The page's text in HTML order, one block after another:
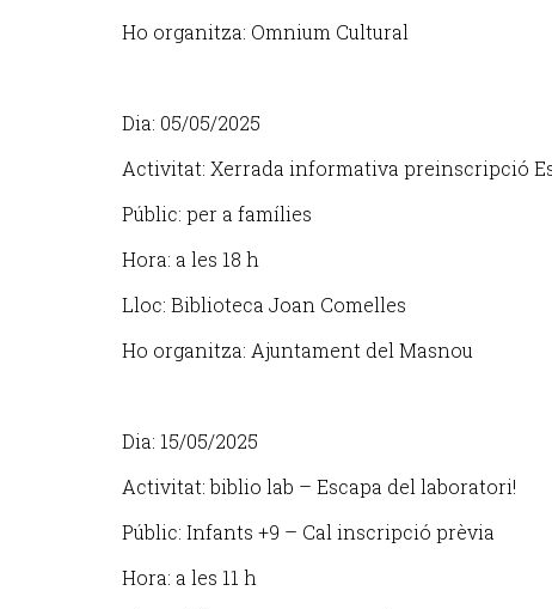
Ho organitza: Omnium Cultural
Dia: 05/05/2025
Activitat: Xerrada informativa preinscripció
Públic: per a famílies
Hora: a les 18 h
Lloc: Biblioteca Joan Comelles
Ho organitza: Ajuntament del Masnou
Dia: 15/05/2025
Activitat: biblio lab – Escapa del laboratori!
Públic: Infants +9 – Cal inscripció prèvia
Hora: a les 11 h